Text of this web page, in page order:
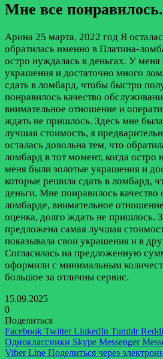
Мне все понравилось.
Арина 25 марта, 2022 год Я
обратилась именно в Платина-
остро нуждалась в деньгах. У меня
украшения и достаточно много
сдать в ломбард, чтобы быстро
понравилось качество
внимательное отношение и
ждать не пришлось. Здесь мне
лучшая стоимость, я
осталась довольна тем, что
ломбард в тот момент, когда остро
меня были золотые украшения и
которые решила сдать в ломбард,
деньги. Мне понравилось качество
ломбарде, внимательное
оценка, долго ждать не пришлось.
предложена самая лучшая
показывала свои украшения и в
Согласилась на предложенную
оформили с минимальным
большое за отличны сервис.
15.09.2025
0
Поделиться
Facebook Twitter LinkedIn Tumblr
Одноклассники Skype Messenger
Viber Line Поделиться через